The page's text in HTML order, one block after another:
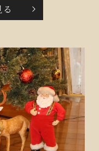
事を通じて、ご入居